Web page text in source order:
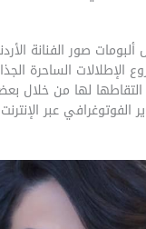
صور الفنانة
الإطلالات الساحرة
لها من خلال بعض
عبر